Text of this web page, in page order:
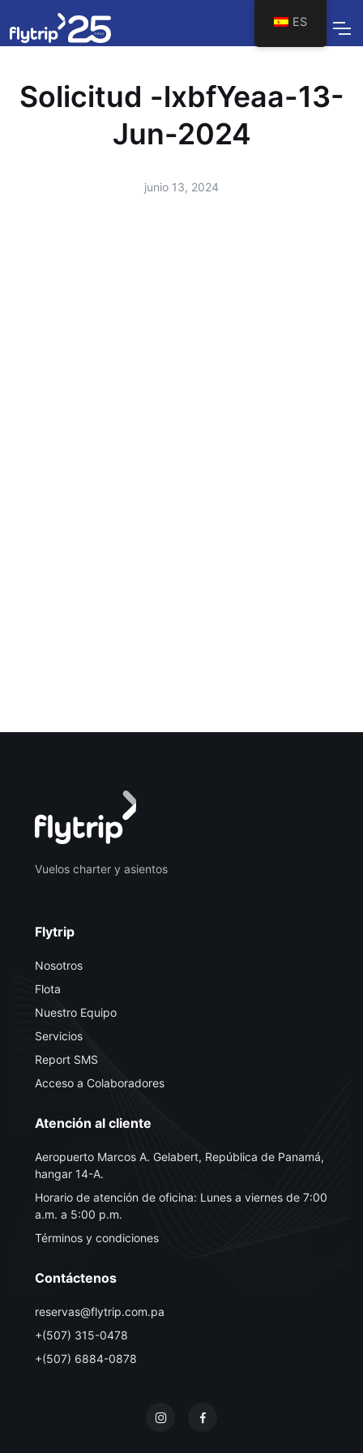
Solicitud -lxbfYeaa-13-
Jun-2024
junio 13, 2024
Vuelos charter y asientos
Flytrip
Nosotros
Flota
Nuestro Equipo
Servicios
Report SMS
Acceso a Colaboradores
Atención al cliente
Aeropuerto Marcos A. Gelabert, República de Panamá,
hangar 14-A.
Horario de atención de oficina: Lunes a viernes de 7:00
a.m. a 5:00 p.m.
Términos y condiciones
Contáctenos
reservas@flytrip.com.pa
+(507) 315-0478
+(507) 6884-0878
ES